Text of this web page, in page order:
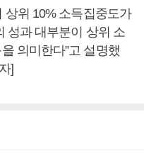
상위 10% 소득집중도가
성과 대부분이 상위 소
의미한다”고 설명했
]